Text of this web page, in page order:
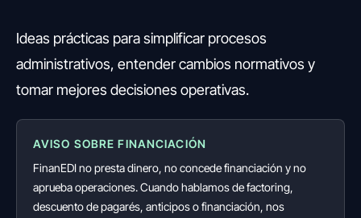
Ideas prácticas para simplificar procesos
administrativos, entender cambios normativos y
tomar mejores decisiones operativas.
AVISO SOBRE FINANCIACIÓN
FinanEDI no presta dinero, no concede financiación y no
aprueba operaciones. Cuando hablamos de factoring,
descuento de pagarés, anticipos o financiación, nos